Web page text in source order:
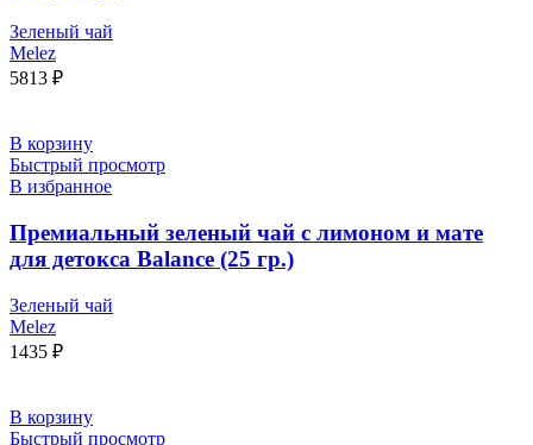
Зеленый чай
Melez
5813 ₽
В корзину
Быстрый просмотр
В избранное
Премиальный зеленый чай с лимоном и мате
для детокса Balance (25 гр.)
Зеленый чай
Melez
1435 ₽
В корзину
Быстрый просмотр